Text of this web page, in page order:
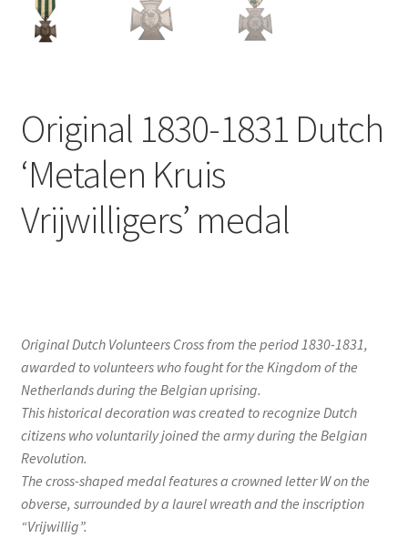
Original 1830-1831 Dutch
‘Metalen Kruis
Vrijwilligers’ medal
Original Dutch Volunteers Cross from the period 1830-1831,
awarded to volunteers who fought for the Kingdom of the
Netherlands during the Belgian uprising.
This historical decoration was created to recognize Dutch
citizens who voluntarily joined the army during the Belgian
Revolution.
The cross-shaped medal features a crowned letter W on the
obverse, surrounded by a laurel wreath and the inscription
“Vrijwillig”.